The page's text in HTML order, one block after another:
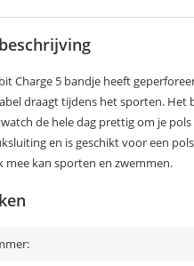
Charge 5 bandje heeft
draagt tijdens het sporten. Het
de hele dag prettig om je
en is geschikt voor een
mee kan sporten en zwemmen.